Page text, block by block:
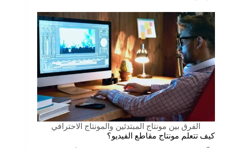
الفرق بين مونتاج المبتدئين والمونتاج الاحترافي
كيف تتعلم مونتاج مقاطع الفيديو؟